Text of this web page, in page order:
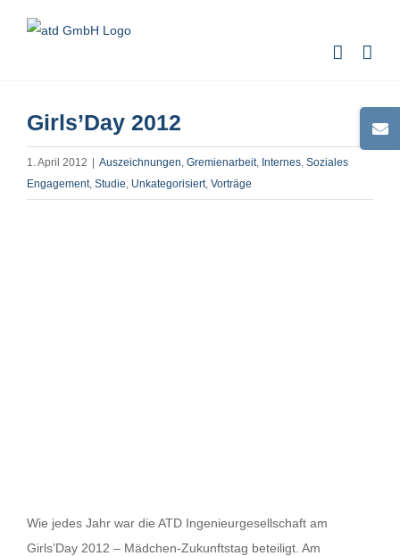
Inhalt
Girls’Day 2012
1. April 2012 Auszeichnungen, Gremienarbeit, Internes, Soziales
Engagement, Studie, Unkategorisiert, Vorträge
Wie jedes Jahr war die ATD Ingenieurgesellschaft am
Girls’Day 2012 – Mädchen-Zukunftstag beteiligt. Am
Sliding